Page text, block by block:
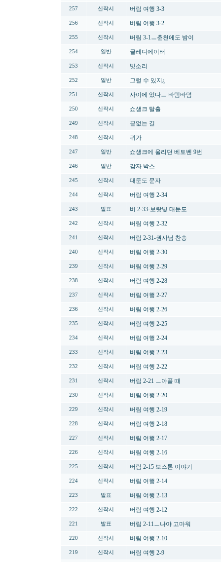
257 신작시 버림 여행 3-3
256 신작시 버림 여행 3-2
255 신작시 버림 3-1ㅡ춘천에도 밤이
254 일반 글레디에이터
253 신작시 빗소리
252 일반 그럴 수 있지¿
251 신작시 사이에 있다ㅡ 바템바덤
250 신작시 쇼생크 탈출
249 신작시 끝없는 길
248 신작시 귀가
247 일반 쇼생크에 울리던 베토벤 9번
246 일반 감자 박스
245 신작시 대둔도 문자
244 신작시 버림 여행 2-34
243 발표 버 2-33-보랏빛 대둔도
242 신작시 버림 여행 2-32
241 신작시 버림 2-31-권사님 찬송
240 신작시 버림 여행 2-30
239 신작시 버림 여행 2-29
238 신작시 버림 여행 2-28
237 신작시 버림 여행 2-27
236 신작시 버림 여행 2-26
235 신작시 버림 여행 2-25
234 신작시 버림 여행 2-24
233 신작시 버림 여행 2-23
232 신작시 버림 여행 2-22
231 신작시 버림 2-21 ㅡ아플 때
230 신작시 버림 여행 2-20
229 신작시 버림 여행 2-19
228 신작시 버림 여행 2-18
227 신작시 버림 여행 2-17
226 신작시 버림 여행 2-16
225 신작시 버림 2-15 보스톤 이야기
224 신작시 버림 여행 2-14
223 발표 버림 여행 2-13
222 신작시 버림 여행 2-12
221 발표 버림 2-11ㅡ나야 고마워
220 신작시 버림 여행 2-10
219 신작시 버림 여행 2-9